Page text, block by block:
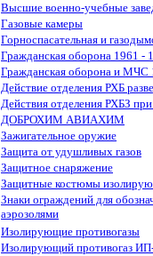
Высшие военно-учебные
Газовые камеры
Горноспасательная и
Гражданская оборона 1961 -
Гражданская оборона и МЧС
Действие отделения РХБ
Действия отделения РХБЗ
ДОБРОХИМ АВИАХИМ
Зажигательное оружие
Защита от удушливых газов
Защитное снаряжение
Защитные костюмы
Знаки ограждений для
аэрозолями
Изолирующие противогазы
Изолирующий противогаз